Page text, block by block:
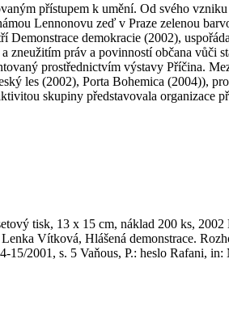
přístupem k umění. Od svého
Lennonovu zeď v Praze zelenou
demokracie (2002),
práv a povinností občana vůči
prostřednictvím výstavy Příčina.
les (2002), Porta Bohemica (2004)),
skupiny představovala organizace
tisk, 13 x 15 cm, náklad 200 ks,
Vítková, Hlášená demonstrace.
2001, s. 5 Vaňous, P.: heslo Rafani,